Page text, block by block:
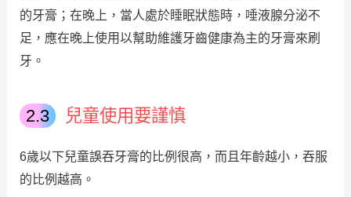
的牙膏；在晚上，當人處於睡眠狀態時，唾液腺分泌不
足，應在晚上使用以幫助維護牙齒健康為主的牙膏來刷
牙。
兒童使用要謹慎
6歲以下兒童誤吞牙膏的比例很高，而且年齡越小，吞服
的比例越高。